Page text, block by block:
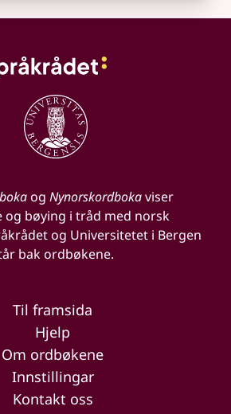
og Nynorskordbokaviser
og bøying i tråd med norsk
og Universitetet i Bergen
bak ordbøkene.
Til framsida
Hjelp
Om ordbøkene
Innstillingar
Kontakt oss